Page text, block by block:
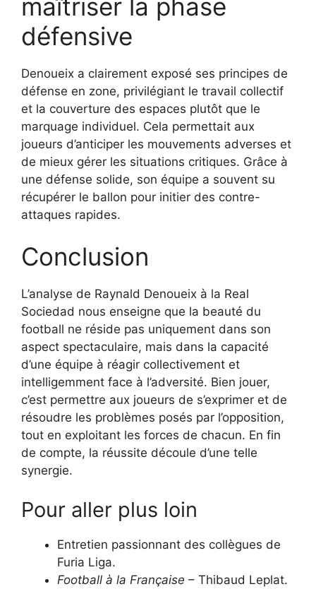
maîtriser la phase
défensive
Denoueix a clairement exposé ses principes de
défense en zone, privilégiant le travail collectif
et la couverture des espaces plutôt que le
marquage individuel. Cela permettait aux
joueurs d’anticiper les mouvements adverses et
de mieux gérer les situations critiques. Grâce à
une défense solide, son équipe a souvent su
récupérer le ballon pour initier des contre-
attaques rapides.
Conclusion
L’analyse de Raynald Denoueix à la Real
Sociedad nous enseigne que la beauté du
football ne réside pas uniquement dans son
aspect spectaculaire, mais dans la capacité
d’une équipe à réagir collectivement et
intelligemment face à l’adversité. Bien jouer,
c’est permettre aux joueurs de s’exprimer et de
résoudre les problèmes posés par l’opposition,
tout en exploitant les forces de chacun. En fin
de compte, la réussite découle d’une telle
synergie.
Pour aller plus loin
Entretien passionnant des collègues de
Furia Liga.
Football à la Française – Thibaud Leplat.